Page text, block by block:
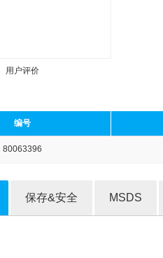
用户评价
编号
80063396
保存&安全 MSDS